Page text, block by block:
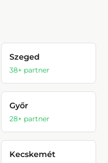
Szeged
38+ partner
Győr
28+ partner
Kecskemét